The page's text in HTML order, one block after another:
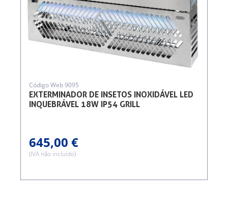
EXTERMINADOR DE INSETOS INOXIDÁVEL LED
INQUEBRÁVEL 18W IP54 GRILL
Código Web 9095
645,00 €
(IVA não incluído)